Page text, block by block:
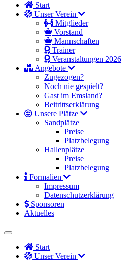
Start
Unser Verein
Mitglieder
Vorstand
Mannschaften
Trainer
Veranstaltungen 2026
Angebote
Zugezogen?
Noch nie gespielt?
Gast im Emsland?
Beitrittserklärung
Unsere Plätze
Sandplätze
Preise
Platzbelegung
Hallenplätze
Preise
Platzbelegung
Formalien
Impressum
Datenschutzerklärung
Sponsoren
Aktuelles
Start
Unser Verein